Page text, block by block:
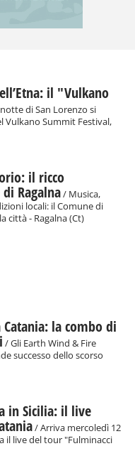
il "Vulkano
di San Lorenzo si
Vulkano Summit Festival,
il ricco
Ragalna/ Musica,
locali: il Comune di
città - Ragalna (Ct)
la combo di
/ Gli Earth Wind & Fire
successo dello scorso
in Sicilia: il live
/ Arriva mercoledì 12
il live del tour "Fulminacci